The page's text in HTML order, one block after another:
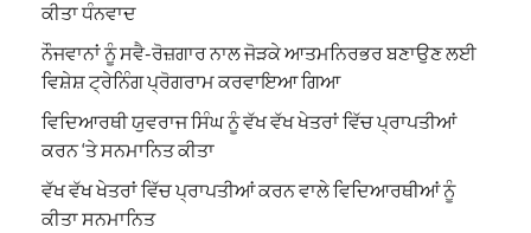
ਕੀਤਾ ਧੰਨਵਾਦ
ਨੌਜਵਾਨਾਂ ਨੂੰ ਸਵੈ-ਰੋਜ਼ਗਾਰ ਨਾਲ ਜੋੜਕੇ ਆਤਮਨਿਰਭਰ ਬਣਾਉਣ ਲਈ
ਵਿਸ਼ੇਸ਼ ਟ੍ਰੇਨਿੰਗ ਪ੍ਰੋਗਰਾਮ ਕਰਵਾਇਆ ਗਿਆ
ਵਿਦਿਆਰਥੀ ਯੁਵਰਾਜ ਸਿੰਘ ਨੂੰ ਵੱਖ ਵੱਖ ਖੇਤਰਾਂ ਵਿੱਚ ਪ੍ਰਾਪਤੀਆਂ
ਕਰਨ ‘ਤੇ ਸਨਮਾਨਿਤ ਕੀਤਾ
ਵੱਖ ਵੱਖ ਖੇਤਰਾਂ ਵਿੱਚ ਪ੍ਰਾਪਤੀਆਂ ਕਰਨ ਵਾਲੇ ਵਿਦਿਆਰਥੀਆਂ ਨੂੰ
ਕੀਤਾ ਸਨਮਾਨਿਤ